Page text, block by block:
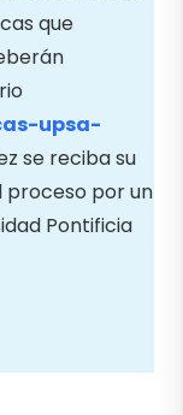
que
upsa-
se reciba su
proceso por un
Pontificia